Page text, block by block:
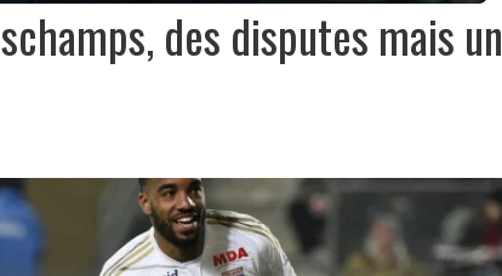
des disputes mais un